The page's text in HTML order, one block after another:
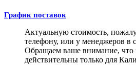
График поставок
Актуальную стоимость,
телефону, или у менеджеров в
Обращаем ваше внимание, что
действительны только для